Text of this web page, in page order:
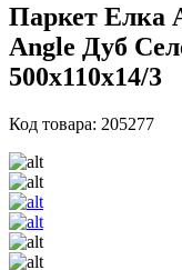
Паркет Елка
Angle Дуб
500х110х14/3
Код товара: 205277